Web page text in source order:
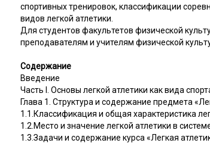
спортивных тренировок, классификации
видов легкой атлетики.
Для студентов факультетов физической
преподавателям и учителям физической
Содержание
Введение
Часть I. Основы легкой атлетики как вида
Глава 1. Структура и содержание предмета
1.1.Классификация и общая характеристика
1.2.Место и значение легкой атлетики в
1.3.Задачи и содержание курса «Легкая